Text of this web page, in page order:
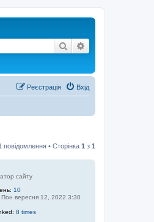
Пошук
Вхід
Реєстрація
повідомлення • Сторінка 1 з 1
сайту
10
Пон вересня 12, 2022 3:30
8 times